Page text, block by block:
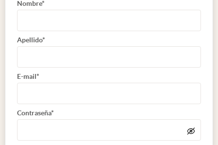
Nombre*
Apellido*
E-mail*
Contraseña*